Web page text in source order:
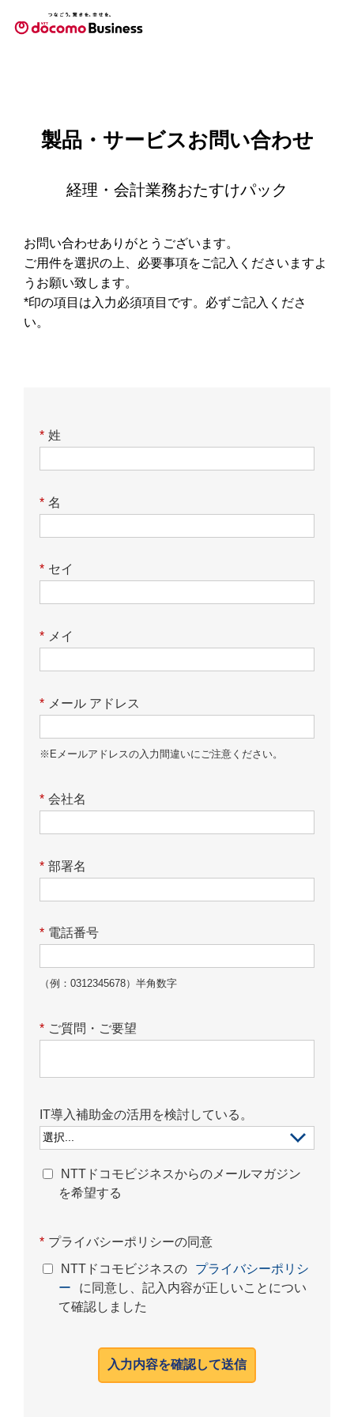
製品・サービスお問い合わせ
経理・会計業務おたすけパック
お問い合わせありがとうございます。
ご用件を選択の上、必要事項をご記入くださいますよ
うお願い致します。
*印の項目は入力必須項目です。必ずご記入くださ
い。
* 姓
* 名
* セイ
* メイ
* メール アドレス
※Eメールアドレスの入力間違いにご注意ください。
* 会社名
* 部署名
* 電話番号
（例：0312345678）半角数字
* ご質問・ご要望
IT導入補助金の活用を検討している。
NTTドコモビジネスからのメールマガジン
を希望する
* プライバシーポリシーの同意
NTTドコモビジネスの
プライバシーポリシ
ー
に同意し、記入内容が正しいことについ
て確認しました
入力内容を確認して送信